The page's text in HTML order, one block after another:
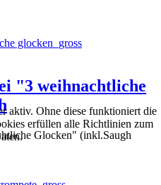
"3 weihnachtliche
Glocken" (inkl.Saugh
aktiv. Ohne diese funktioniert die
erfüllen alle Richtlinien zum